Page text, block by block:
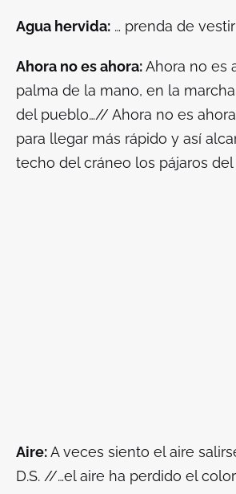
Agua hervida: … prenda de
Ahora no es ahora:Ahora no es
palma de la mano, en la
del pueblo…// Ahora no es
para llegar más rápido y así
techo del cráneo los pájaros del
Aire:A veces siento el aire
D.S. //…el aire ha perdido el